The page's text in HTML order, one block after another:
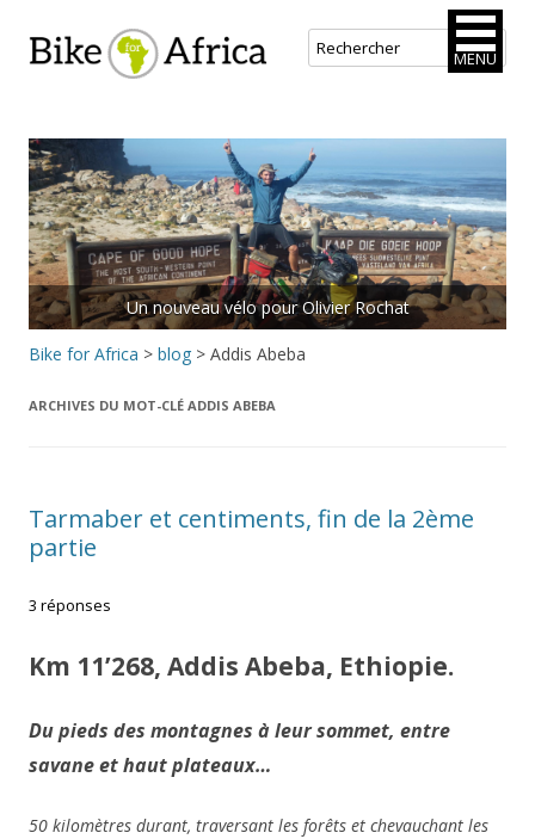
Bike for Africa
au
contenu
principal
Un nouveau vélo pour Olivier Rochat
Bike for Africa > blog > Addis Abeba
ARCHIVES DU MOT-CLÉ ADDIS ABEBA
Tarmaber et centiments, fin de la 2ème
partie
3 réponses
Km 11’268, Addis Abeba, Ethiopie.
Du pieds des montagnes à leur sommet, entre
savane et haut plateaux…
50 kilomètres durant, traversant les forêts et chevauchant les
MENU